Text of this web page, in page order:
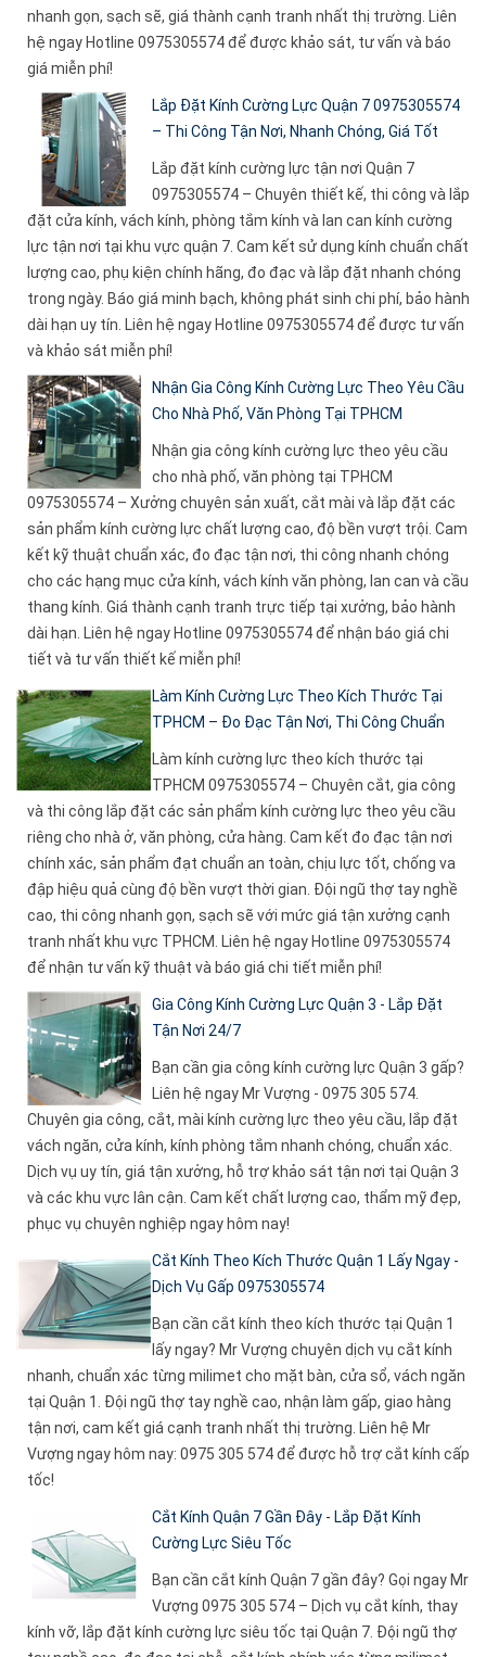
nhanh gọn, sạch sẽ, giá thành cạnh tranh nhất thị trường. Liên
hệ ngay Hotline 0975305574 để được khảo sát, tư vấn và báo
giá miễn phí!
Lắp Đặt Kính Cường Lực Quận 7 0975305574
– Thi Công Tận Nơi, Nhanh Chóng, Giá Tốt
Lắp đặt kính cường lực tận nơi Quận 7
0975305574 – Chuyên thiết kế, thi công và lắp
đặt cửa kính, vách kính, phòng tắm kính và lan can kính cường
lực tận nơi tại khu vực quận 7. Cam kết sử dụng kính chuẩn chất
lượng cao, phụ kiện chính hãng, đo đạc và lắp đặt nhanh chóng
trong ngày. Báo giá minh bạch, không phát sinh chi phí, bảo hành
dài hạn uy tín. Liên hệ ngay Hotline 0975305574 để được tư vấn
và khảo sát miễn phí!
Nhận Gia Công Kính Cường Lực Theo Yêu Cầu
Cho Nhà Phố, Văn Phòng Tại TPHCM
Nhận gia công kính cường lực theo yêu cầu
cho nhà phố, văn phòng tại TPHCM
0975305574 – Xưởng chuyên sản xuất, cắt mài và lắp đặt các
sản phẩm kính cường lực chất lượng cao, độ bền vượt trội. Cam
kết kỹ thuật chuẩn xác, đo đạc tận nơi, thi công nhanh chóng
cho các hạng mục cửa kính, vách kính văn phòng, lan can và cầu
thang kính. Giá thành cạnh tranh trực tiếp tại xưởng, bảo hành
dài hạn. Liên hệ ngay Hotline 0975305574 để nhận báo giá chi
tiết và tư vấn thiết kế miễn phí!
Làm Kính Cường Lực Theo Kích Thước Tại
TPHCM – Đo Đạc Tận Nơi, Thi Công Chuẩn
Làm kính cường lực theo kích thước tại
TPHCM 0975305574 – Chuyên cắt, gia công
và thi công lắp đặt các sản phẩm kính cường lực theo yêu cầu
riêng cho nhà ở, văn phòng, cửa hàng. Cam kết đo đạc tận nơi
chính xác, sản phẩm đạt chuẩn an toàn, chịu lực tốt, chống va
đập hiệu quả cùng độ bền vượt thời gian. Đội ngũ thợ tay nghề
cao, thi công nhanh gọn, sạch sẽ với mức giá tận xưởng cạnh
tranh nhất khu vực TPHCM. Liên hệ ngay Hotline 0975305574
để nhận tư vấn kỹ thuật và báo giá chi tiết miễn phí!
Gia Công Kính Cường Lực Quận 3 - Lắp Đặt
Tận Nơi 24/7
Bạn cần gia công kính cường lực Quận 3 gấp?
Liên hệ ngay Mr Vượng - 0975 305 574.
Chuyên gia công, cắt, mài kính cường lực theo yêu cầu, lắp đặt
vách ngăn, cửa kính, kính phòng tắm nhanh chóng, chuẩn xác.
Dịch vụ uy tín, giá tận xưởng, hỗ trợ khảo sát tận nơi tại Quận 3
và các khu vực lân cận. Cam kết chất lượng cao, thẩm mỹ đẹp,
phục vụ chuyên nghiệp ngay hôm nay!
Cắt Kính Theo Kích Thước Quận 1 Lấy Ngay -
Dịch Vụ Gấp 0975305574
Bạn cần cắt kính theo kích thước tại Quận 1
lấy ngay? Mr Vượng chuyên dịch vụ cắt kính
nhanh, chuẩn xác từng milimet cho mặt bàn, cửa sổ, vách ngăn
tại Quận 1. Đội ngũ thợ tay nghề cao, nhận làm gấp, giao hàng
tận nơi, cam kết giá cạnh tranh nhất thị trường. Liên hệ Mr
Vượng ngay hôm nay: 0975 305 574 để được hỗ trợ cắt kính cấp
tốc!
Cắt Kính Quận 7 Gần Đây - Lắp Đặt Kính
Cường Lực Siêu Tốc
Bạn cần cắt kính Quận 7 gần đây? Gọi ngay Mr
Vượng 0975 305 574 – Dịch vụ cắt kính, thay
kính vỡ, lắp đặt kính cường lực siêu tốc tại Quận 7. Đội ngũ thợ